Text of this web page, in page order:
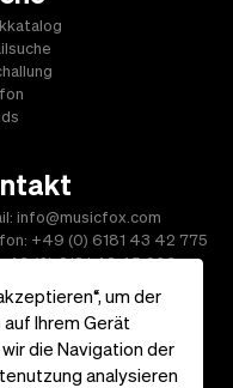
um der
Ihrem Gerät
die Navigation der
analysieren
info@musicfox.com
+49 (0) 6181 43 42 775
(0) 6181 43 45 609
|Kontakt